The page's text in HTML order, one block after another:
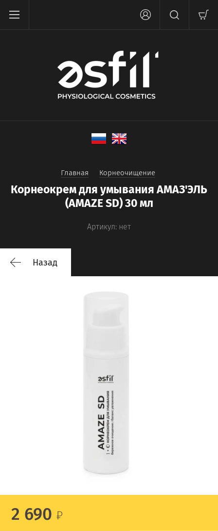
Главная Корнеочищение
Корнеокрем для умывания АМАЗ'ЭЛЬ
(AMAZE SD) 30 мл
Артикул: нет
Назад
2 690